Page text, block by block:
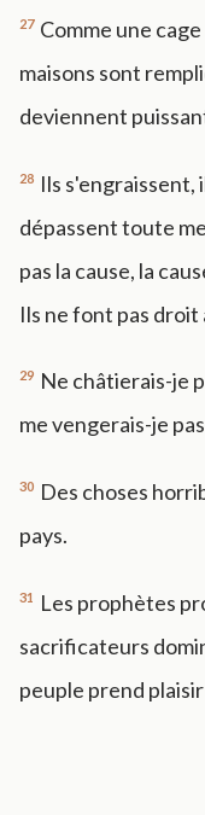
27 Comme une
maisons sont
deviennent
28 Ils s'engraissent,
dépassent toute
pas la cause, la
Ils ne font pas droit
29 Ne châtierais-je
me vengerais-je
30 Des choses
pays.
31
Les prophètes
sacrificateurs
peuple prend